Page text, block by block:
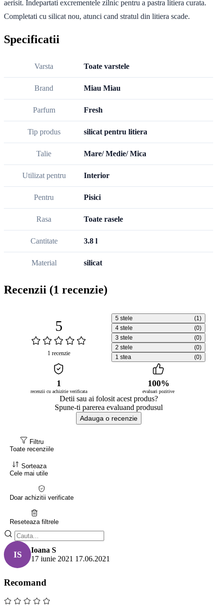
aerisit. Indepartati excrementele zilnic pentru a pastra litiera curata.
Completati cu silicat nou, atunci cand stratul din litiera scade.
Specificatii
Varsta Toate varstele
Brand Miau Miau
Parfum Fresh
Tip produs silicat pentru litiera
Talie Mare/ Medie/ Mica
Utilizat pentru Interior
Pentru Pisici
Rasa Toate rasele
Cantitate 3.8 l
Material silicat
Recenzii (1 recenzie)
5
1 recenzie
5 stele
(1)
4 stele
(0)
3 stele
(0)
2 stele
(0)
1 stea
(0)
1
recenzii cu achizitie verificata
100%
evaluari pozitive
Detii sau ai folosit acest produs?
Spune-ti parerea evaluand produsul
Adauga o recenzie
Filtru
Toate recenziile
Sorteaza
Cele mai utile
Doar achizitii verificate
Reseteaza filtrele
IS
Ioana S
17 iunie 2021 17.06.2021
Recomand